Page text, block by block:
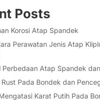
Posts
Korosi Atap Spandek
Perawatan Jenis Atap
Perbedaan Atap Spandek
Pada Bondek dan
Karat Putih Pada